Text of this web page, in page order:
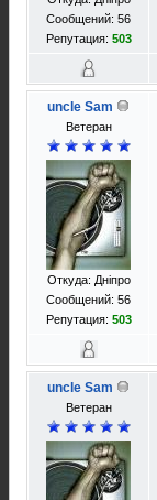
Сообщений: 56
Репутация: 503
uncle Sam
Ветеран
Откуда: Днiпро
Сообщений: 56
Репутация: 503
uncle Sam
Ветеран